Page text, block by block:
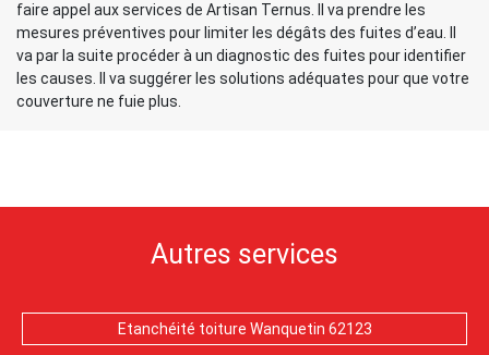
faire appel aux services de Artisan Ternus. Il va prendre les
mesures préventives pour limiter les dégâts des fuites d’eau. Il
va par la suite procéder à un diagnostic des fuites pour identifier
les causes. Il va suggérer les solutions adéquates pour que votre
couverture ne fuie plus.
Autres services
Etanchéité toiture Wanquetin 62123